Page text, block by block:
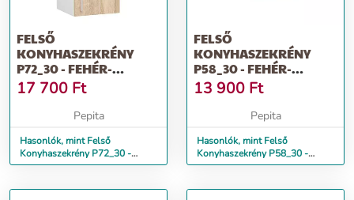
FELSŐ
KONYHASZEKRÉNY
P72_30 - FEHÉR-
SONOMA
17 700 Ft
Pepita
Hasonlók, mint Felső
Konyhaszekrény P72_30 -
fehér-sonoma
FELSŐ
KONYHASZEKRÉNY
P58_30 - FEHÉR-
SONOMA
13 900 Ft
Pepita
Hasonlók, mint Felső
Konyhaszekrény P58_30 -
fehér-sonoma